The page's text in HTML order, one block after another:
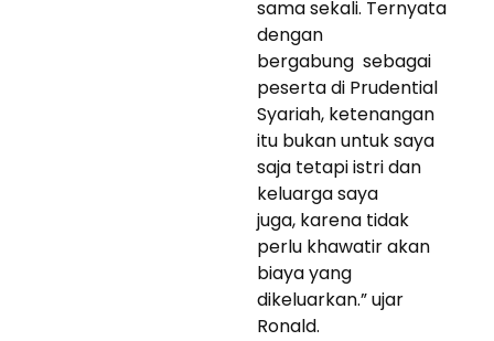
sama sekali. Ternyata
dengan
bergabung sebagai
peserta di Prudential
Syariah, ketenangan
itu bukan untuk saya
saja tetapi istri dan
keluarga saya
juga, karena tidak
perlu khawatir akan
biaya yang
dikeluarkan.” ujar
Ronald.